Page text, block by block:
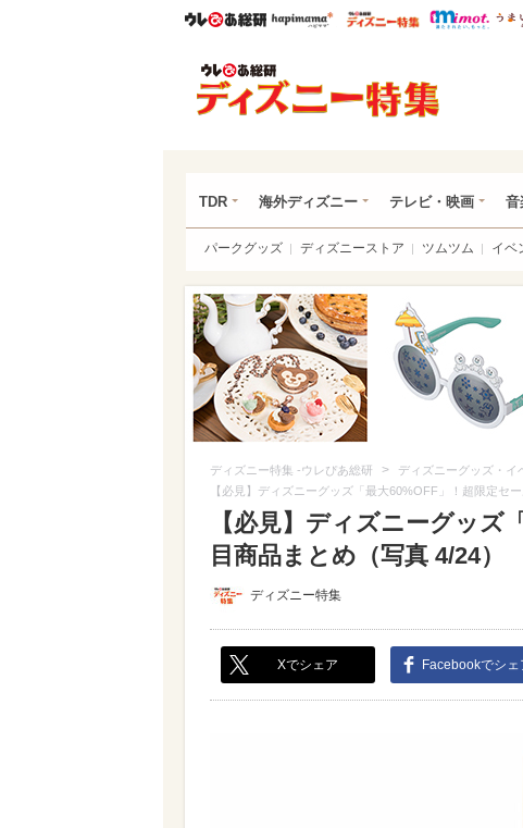
ウレぴあ総研ハピママ* ウレぴあ総
TDR 海外ディズニー テレビ・映画 音
パークグッズ ディズニーストア ツムツム イベ
ディズニー特集 -ウレぴあ総研 > ディズニーグッズ・イ
【必見】ディズニーグッズ「最大60%OFF」！超限定セ
【必見】ディズニーグッズ
目商品まとめ（写真 4/24）
ディズニー特集
Xでシェア Facebookでシェ